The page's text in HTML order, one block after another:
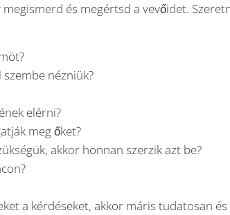
és megértsd a vevőidet.
nézniük?
elérni?
meg őket?
akkor honnan szerzik azt be?
a kérdéseket, akkor máris tudatosan